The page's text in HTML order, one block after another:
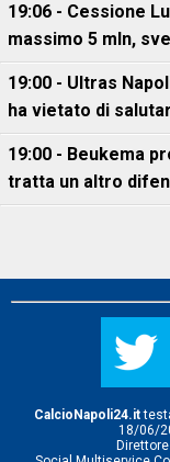
19:06 - Cessione
massimo 5 mln,
19:00 - Ultras
ha vietato di
19:00 - Beukema
tratta un altro
CalcioNapoli24.it
18/06/